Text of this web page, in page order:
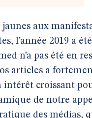
aux
l’année 2019 a
n’a pas été en
articles a
intérêt croissant
de notre
des médias,